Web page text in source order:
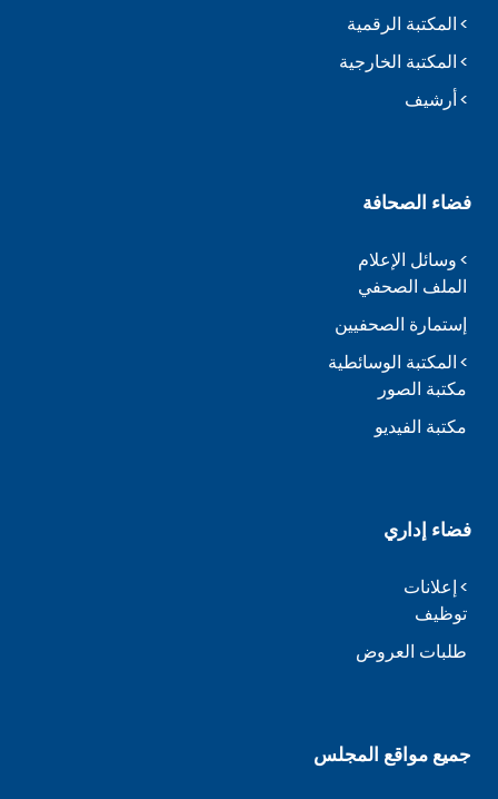
المكتبة الرقمية
المكتبة الخارجية
أرشيف
فضاء الصحافة
وسائل الإعلام
الملف الصحفي
إستمارة الصحفيين
المكتبة الوسائطية
مكتبة الصور
مكتبة الفيديو
فضاء إداري
إعلانات
توظيف
طلبات العروض
جميع مواقع المجلس